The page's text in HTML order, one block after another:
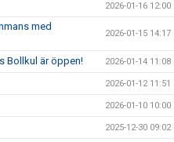
2026-01-16 12:00
med
2026-01-15 14:17
Bollkul är öppen! 2026-01-14 11:08
2026-01-12 11:51
2026-01-10 10:00
2025-12-30 09:02